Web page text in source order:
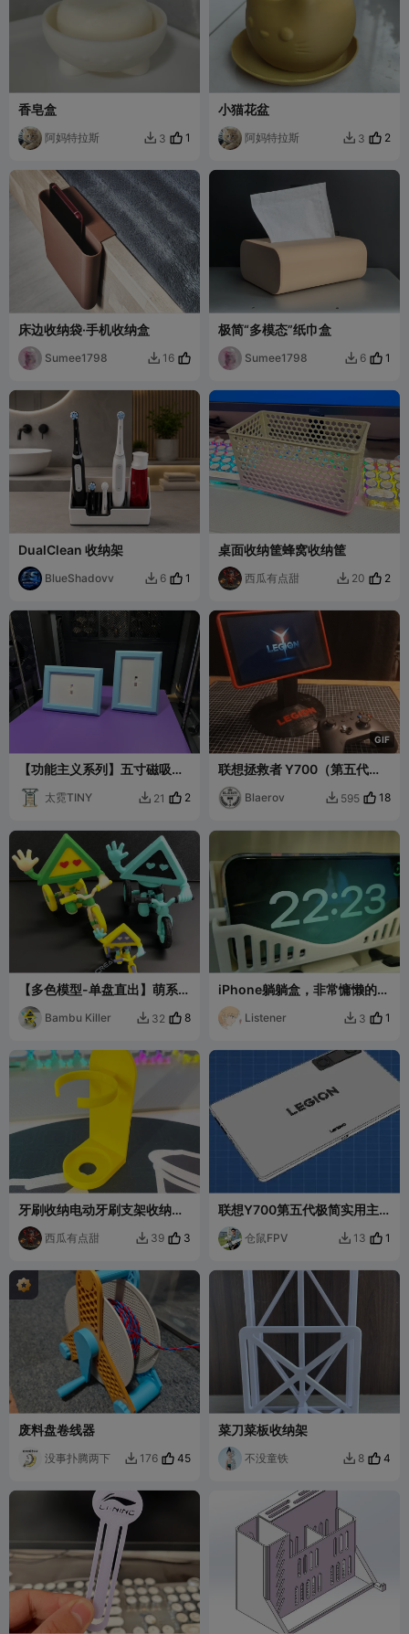
香皂盒
阿妈特拉斯  3 1
小猫花盆
阿妈特拉斯  3 2
床边收纳袋·手机收纳盒
Sumee1798  16
极简“多模态”纸巾盒
Sumee1798  6 1
DualClean 收纳架
BlueShadovv  6 1
桌面收纳筐蜂窝收纳筐
西瓜有点甜  20 2
【功能主义系列】五寸磁吸横
MagicRelief版画厚度）
太霓TINY  21 2
GIF
联想拯救者 Y700（第五代）
通用 VESA 模块化安装系统
Blaerov  595 18
【多色模型-单盘直出】萌系创
想三维品牌IP吉祥物
Bambu Killer  32 8
iPhone躺躺盒，非常慵懒的小
盒子可以让你的手机在里面睡
大觉 Listener  3 1
牙刷收纳电动牙刷支架收纳盒
家居日用模型实用支架
西瓜有点甜  39 3
联想Y700第五代极简实用主
义保护壳
仓鼠FPV  13 1
废料盘卷线器
没事扑腾两下  176 45
菜刀菜板收纳架
不没童铁  8 4